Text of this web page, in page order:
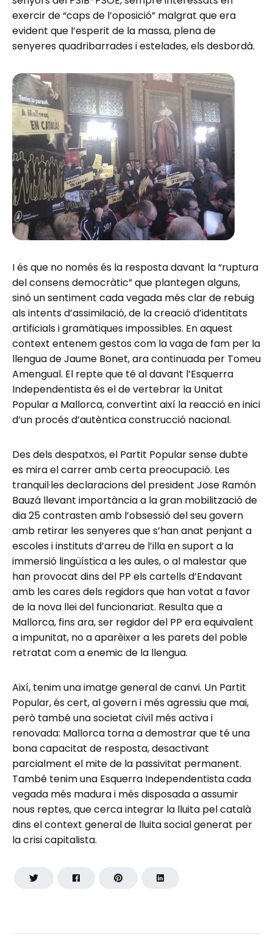
exercir de “caps de l’oposició” malgrat que era
evident que l’esperit de la massa, plena de
senyeres quadribarrades i estelades, els desbordà.
I és que no només és la resposta davant la “ruptura
del consens democràtic” que plantegen alguns,
sinó un sentiment cada vegada més clar de rebuig
als intents d’assimilació, de la creació d’identitats
artificials i gramàtiques impossibles. En aquest
context entenem gestos com la vaga de fam per la
llengua de Jaume Bonet, ara continuada per Tomeu
Amengual. El repte que té al davant l’Esquerra
Independentista és el de vertebrar la Unitat
Popular a Mallorca, convertint així la reacció en inici
d’un procés d’autèntica construcció nacional.
Des dels despatxos, el Partit Popular sense dubte
es mira el carrer amb certa preocupació. Les
tranquil·les declaracions del president Jose Ramón
Bauzá llevant importància a la gran mobilització de
dia 25 contrasten amb l’obsessió del seu govern
amb retirar les senyeres que s’han anat penjant a
escoles i instituts d’arreu de l’illa en suport a la
immersió lingüística a les aules, o al malestar que
han provocat dins del PP els cartells d’Endavant
amb les cares dels regidors que han votat a favor
de la nova llei del funcionariat. Resulta que a
Mallorca, fins ara, ser regidor del PP era equivalent
a impunitat, no a aparèixer a les parets del poble
retratat com a enemic de la llengua.
Així, tenim una imatge general de canvi. Un Partit
Popular, és cert, al govern i més agressiu que mai,
però també una societat civil més activa i
renovada: Mallorca torna a demostrar que té una
bona capacitat de resposta, desactivant
parcialment el mite de la passivitat permanent.
També tenim una Esquerra Independentista cada
vegada més madura i més disposada a assumir
nous reptes, que cerca integrar la lluita pel català
dins el context general de lluita social generat per
la crisi capitalista.